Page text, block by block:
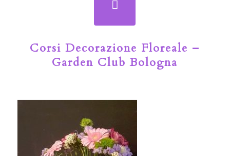
Corsi Decorazione Floreale –
Garden Club Bologna